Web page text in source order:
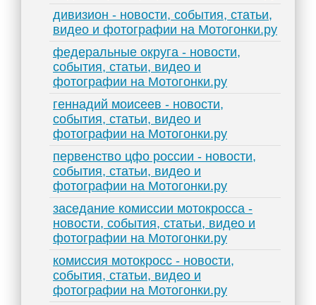
дивизион - новости, события, статьи,
видео и фотографии на Мотогонки.ру
федеральные округа - новости,
события, статьи, видео и
фотографии на Мотогонки.ру
геннадий моисеев - новости,
события, статьи, видео и
фотографии на Мотогонки.ру
первенство цфо россии - новости,
события, статьи, видео и
фотографии на Мотогонки.ру
заседание комиссии мотокросса -
новости, события, статьи, видео и
фотографии на Мотогонки.ру
комиссия мотокросс - новости,
события, статьи, видео и
фотографии на Мотогонки.ру